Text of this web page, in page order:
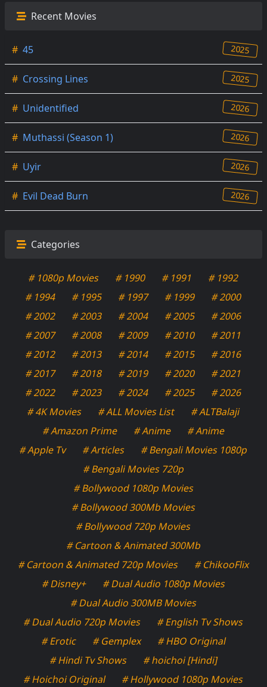
Recent Movies
# 45 2025
# Crossing Lines 2025
# Unidentified 2026
# Muthassi (Season 1) 2026
# Uyir 2026
# Evil Dead Burn 2026
Categories
# 1080p Movies # 1990 # 1991
# 1992
# 1994
# 1995 # 1997 # 1999
# 2000
# 2002
# 2003 # 2004 # 2005
# 2006
# 2007
# 2008 # 2009 # 2010
# 2011
# 2012
# 2013 # 2014 # 2015
# 2016
# 2017
# 2018 # 2019 # 2020
# 2021
# 2022
# 2023 # 2024 # 2025
# 2026
# 4K Movies
# ALL Movies List
# ALTBalaji
# Amazon Prime
# Anime
# Anime
# Apple Tv
# Articles
# Bengali Movies 1080p
# Bengali Movies 720p
# Bollywood 1080p Movies
# Bollywood 300Mb Movies
# Bollywood 720p Movies
# Cartoon & Animated 300Mb
# Cartoon & Animated 720p Movies
# ChikooFlix
# Disney+
# Dual Audio 1080p Movies
# Dual Audio 300MB Movies
# Dual Audio 720p Movies
# English Tv Shows
# Erotic
# Gemplex
# HBO Original
# Hindi Tv Shows
# hoichoi [Hindi]
# Hoichoi Original
# Hollywood 1080p Movies